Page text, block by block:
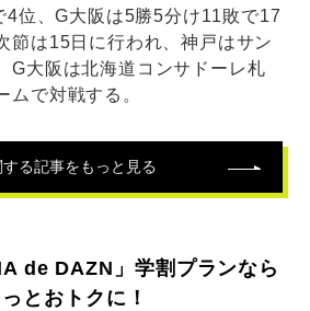
4位、G大阪は5勝5分け11敗で17
節は15日に行われ、神戸はサン
G大阪は北海道コンサドーレ札
ムで対戦する。
る記事をもっと見る
de DAZN」学割プランなら
っとおトクに！